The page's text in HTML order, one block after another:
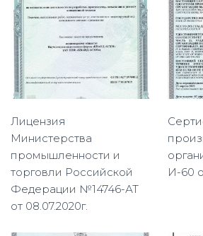
Лицензия
Министерства
промышленности и
торговли Российской
Федерации №14746-АТ
от 08.07.2020г.
И-60